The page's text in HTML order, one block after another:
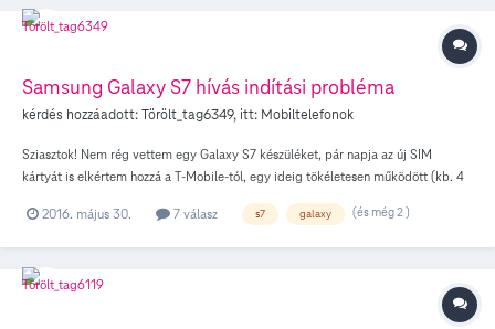
Samsung Galaxy S7 hívás indítási probléma
kérdés hozzáadott:Törölt_tag6349, itt: Mobiltelefonok
Sziasztok! Nem rég vettem egy Galaxy S7 készüléket, pár napja az új SIM
kártyát is elkértem hozzá a T-Mobile-tól, egy ideig tökéletesen működött (kb. 4
kezdeményezni. A következő történik: ha tárcsázok valakit, teljesen normálisan
Ugyanezekről a készülékekről gond nélkül vissza lehet hívni a telefonomat, fel is
tudom venni, minden úgy működik ahogy kellene, szóval csak akkor merül fel
probléma ha én akarok hívni valakit. Több telefonnal próbáltam ezt, hogy biztos
2016. május 30. 7 válasz s7 galaxy (és még 2 )